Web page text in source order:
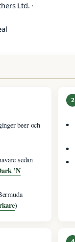
Ltd. ·
beer och
sedan
’N
)
2